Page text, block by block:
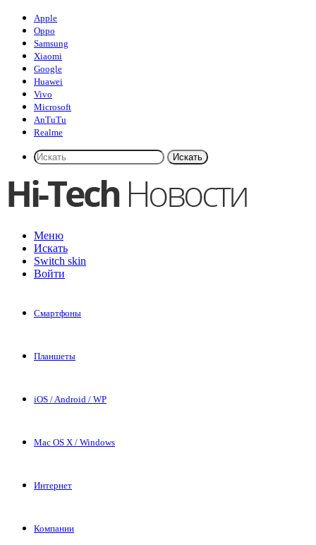
Apple
Oppo
Samsung
Xiaomi
Google
Huawei
Vivo
Microsoft
AnTuTu
Realme
Искать
Меню
Искать
Switch skin
Войти
Смартфоны
Планшеты
iOS / Android / WP
Mac OS X / Windows
Интернет
Компании